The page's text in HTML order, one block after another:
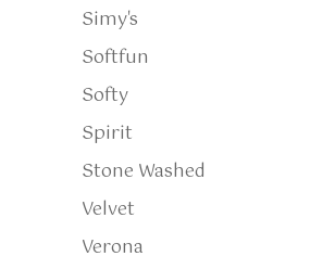
Simy's
Softfun
Softy
Spirit
Stone Washed
Velvet
Verona